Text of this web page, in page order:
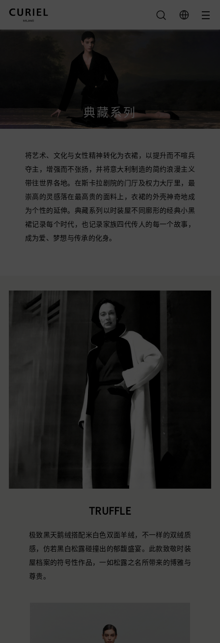
典藏系列
将艺术、文化与女性精神转化为衣裙，以提升而不喧兵
夺主，增强而不张扬，并将意大利制造的简约浪漫主义
带往世界各地。在斯卡拉剧院的门厅及权力大厅里，最
崇高的灵感落在最高贵的面料上，衣裙的外壳神奇地成
为个性的延伸。典藏系列以时装屋不同廓形的经典小黑
裙记录每个时代，也记录家族四代传人的每一个故事，
成为爱、梦想与传承的化身。
TRUFFLE
极致黑天鹅绒搭配米白色双面羊绒，不一样的双绒质
感，仿若黑白松露碰撞出的郁馥盛宴。此款致敬时装
屋档案的符号性作品，一如松露之名所带来的博雅与
尊贵。